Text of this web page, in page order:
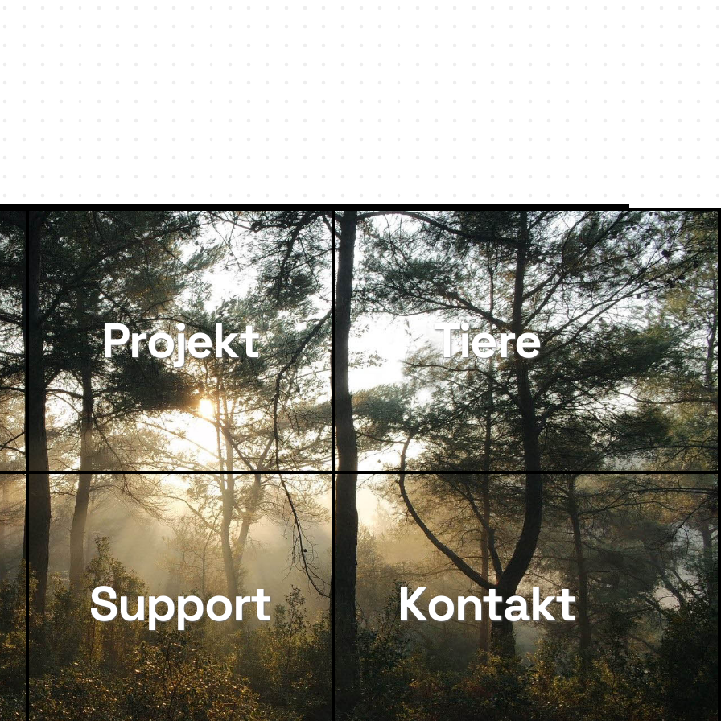
Projekt Tiere
Support Kontakt